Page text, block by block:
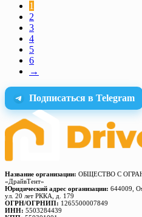
1
2
3
4
5
6
→
Подписаться в Telegram
Название организации: ОБЩЕСТВО С
«ДрайвТент»
Юридический адрес организации: 644009,
ул. 20 лет РККА, д. 179
ОГРН/ОГРНИП: 1265500007849
ИНН: 5503284439